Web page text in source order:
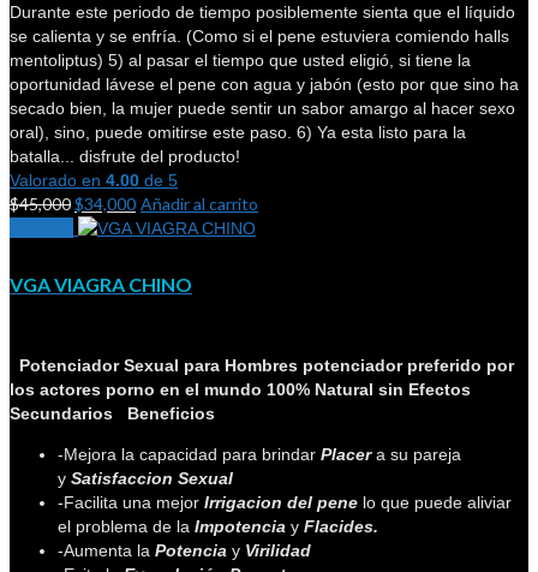
Durante este periodo de tiempo posiblemente sienta que el líquido
se calienta y se enfría. (Como si el pene estuviera comiendo halls
mentoliptus) 5) al pasar el tiempo que usted eligió, si tiene la
oportunidad lávese el pene con agua y jabón (esto por que sino ha
secado bien, la mujer puede sentir un sabor amargo al hacer sexo
oral), sino, puede omitirse este paso. 6) Ya esta listo para la
batalla... disfrute del producto!
Valorado en 4.00 de 5
$45,000$34,000 Añadir al carrito
VGA VIAGRA CHINO
Potenciador Sexual para Hombres potenciador preferido por
los actores porno en el mundo 100% Natural sin Efectos
Secundarios
Beneficios
-Mejora la capacidad para brindar Placera su pareja
y Satisfaccion Sexual
-Facilita una mejor Irrigacion del pene lo que puede aliviar
el problema de la Impotencia y Flacides.
-Aumenta la Potencia y Virilidad